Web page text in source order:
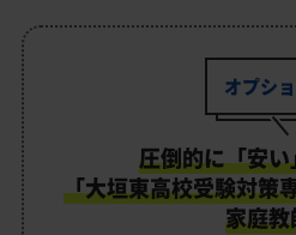
オプシ
圧倒的に「安
「大垣東高校受験対策
家庭教